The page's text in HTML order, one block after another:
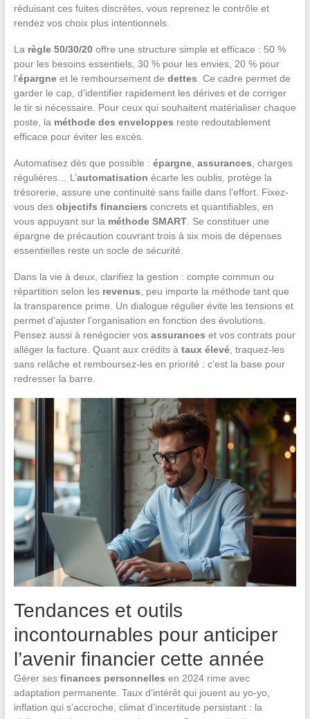
réduisant ces fuites discrètes, vous reprenez le contrôle et
rendez vos choix plus intentionnels.
La règle 50/30/20offre une structure simple et efficace : 50 %
pour les besoins essentiels, 30 % pour les envies, 20 % pour
l’épargneet le remboursement de dettes . Ce cadre permet de
garder le cap, d’identifier rapidement les dérives et de corriger
le tir si nécessaire. Pour ceux qui souhaitent matérialiser chaque
poste, la méthode des enveloppes reste redoutablement
efficace pour éviter les excès.
Automatisez dès que possible : épargne, assurances , charges
régulières… L’automatisation écarte les oublis, protège la
trésorerie, assure une continuité sans faille dans l’effort. Fixez-
vous des objectifs financiers concrets et quantifiables, en
vous appuyant sur la méthode SMART. Se constituer une
épargne de précaution couvrant trois à six mois de dépenses
essentielles reste un socle de sécurité.
Dans la vie à deux, clarifiez la gestion : compte commun ou
répartition selon les revenus , peu importe la méthode tant que
la transparence prime. Un dialogue régulier évite les tensions et
permet d’ajuster l’organisation en fonction des évolutions.
Pensez aussi à renégocier vos assurances et vos contrats pour
alléger la facture. Quant aux crédits à taux élevé, traquez-les
sans relâche et remboursez-les en priorité : c’est la base pour
redresser la barre.
Tendances et outils
incontournables pour anticiper
l’avenir financier cette année
Gérer ses finances personnelles en 2024 rime avec
adaptation permanente. Taux d’intérêt qui jouent au yo-yo,
inflation qui s’accroche, climat d’incertitude persistant : la